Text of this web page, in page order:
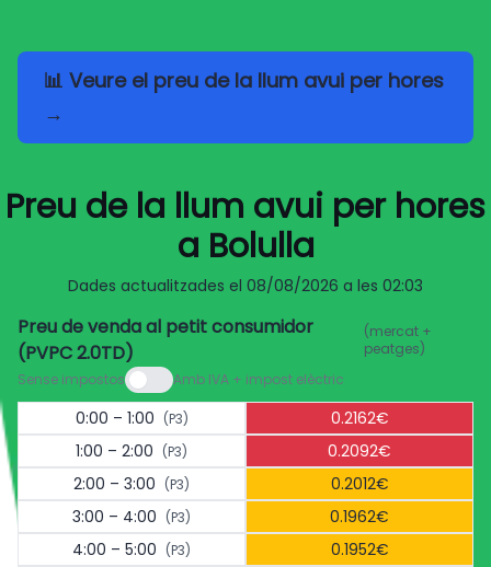
📊 Veure el preu de la llum avui per hores
→
Preu de la llum avui per hores
a Bolulla
Dades actualitzades el 08/08/2026 a les 02:03
Preu de venda al petit consumidor
(PVPC 2.0TD)
(mercat +
peatges)
Sense impostos
Amb IVA + impost elèctric
0:00 – 1:00 (P3)
0.2162€
1:00 – 2:00 (P3)
0.2092€
2:00 – 3:00 (P3)
0.2012€
3:00 – 4:00 (P3)
0.1962€
4:00 – 5:00 (P3)
0.1952€